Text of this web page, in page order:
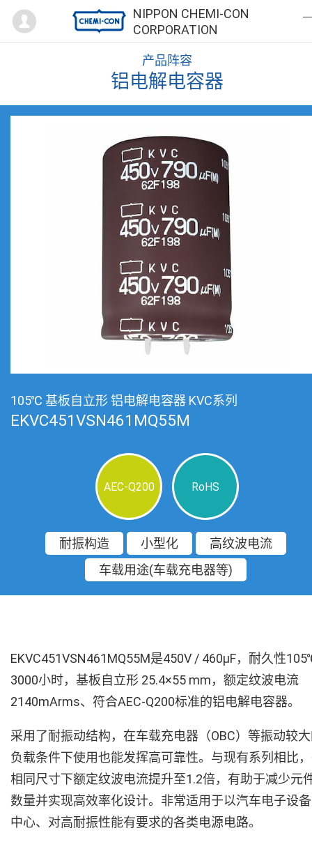
NIPPON CHEMI-CON
CORPORATION
Mypage
产品阵容
铝电解电容器
105℃ 基板自立形 铝电解电容器 KVC系列
EKVC451VSN461MQ55M
AEC-Q200 RoHS
耐振构造 小型化
高纹波电流
车载用途(车载充电器等)
EKVC451VSN461MQ55M是450V / 460µF，耐久性
3000小时，基板自立形 25.4×55 mm，额定纹波电流
2140mArms、符合AEC-Q200标准的铝电解电容器。
采用了耐振动结构，在车载充电器（OBC）等振动较
负载条件下使用也能发挥高可靠性。与现有系列相比
相同尺寸下额定纹波电流提升至1.2倍，有助于减少元
数量并实现高效率化设计。非常适用于以汽车电子设
中心、对高耐振性能有要求的各类电源电路。